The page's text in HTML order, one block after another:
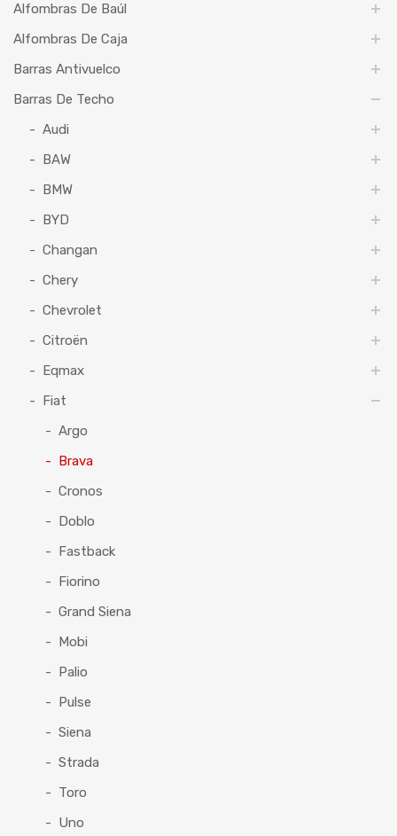
Alfombras De Baúl
Alfombras De Caja
Barras Antivuelco
Barras De Techo
Audi
BAW
BMW
BYD
Changan
Chery
Chevrolet
Citroën
Eqmax
Fiat
Argo
Brava
Cronos
Doblo
Fastback
Fiorino
Grand Siena
Mobi
Palio
Pulse
Siena
Strada
Toro
Uno